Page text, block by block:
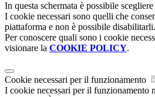
In questa schermata è possibile
I cookie necessari sono quelli che
piattaforma e non è possibile disabilitarli.
Per conoscere quali sono i cookie
visionare la COOKIE POLICY.
Cookie necessari per il funzionamento
I cookie necessari per il funzionamento